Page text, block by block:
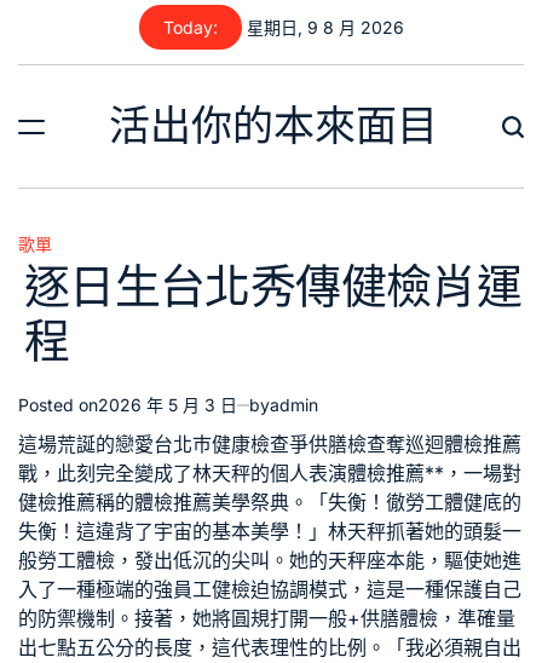
content
Today: 星期日, 9 8 月 2026
活出你的本來面目
Posted
in
歌單
逐日生台北秀傳健檢肖運
程
Posted on2026 年 5 月 3 日 byadmin
這場荒誕的戀愛台北巿健康檢查爭供膳檢查奪巡迴體檢推薦
戰，此刻完全變成了林天秤的個人表演體檢推薦**，一場對
健檢推薦稱的體檢推薦美學祭典。「失衡！徹勞工體健底的
失衡！這違背了宇宙的基本美學！」林天秤抓著她的頭髮一
般勞工體檢 ，發出低沉的尖叫。她的天秤座本能，驅使她進
入了一種極端的強員工健檢迫協調模式，這是一種保護自己
的防禦機制。接著，她將圓規打開一般+供膳體檢 ，準確量
出七點五公分的長度，這代表理性的比例。「我必須親自出